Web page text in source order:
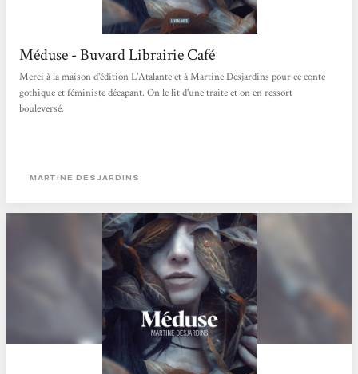
Méduse - Buvard Librairie Café
Merci à la maison d'édition L'Atalante et à Martine Desjardins pour ce conte
gothique et féministe décapant. On le lit d'une traite et on en ressort
bouleversé.
MARTINE DESJARDINS